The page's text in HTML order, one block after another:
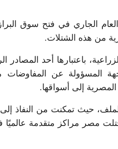
الجاري في فتح سوق
من هذه الشتلات.
باعتبارها أحد المصادر
المسؤولة عن المفاوضات
المصرية إلى أسواقها.
حيث تمكنت من النفاذ إلى
احتلت مصر مراكز متقدمة